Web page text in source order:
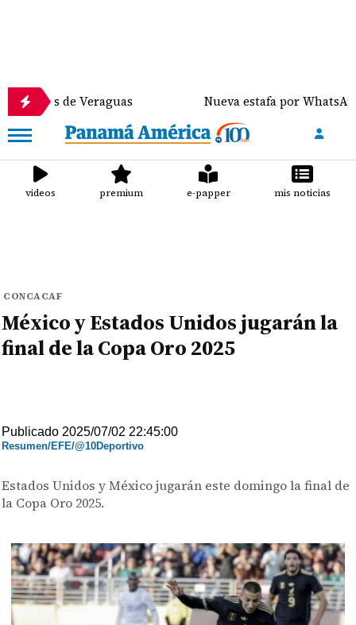
de Veraguas Nueva estafa por WhatsApp
videos premium e-papper mis noticias
CONCACAF
México y Estados Unidos jugarán la
final de la Copa Oro 2025
Publicado 2025/07/02 22:45:00
Resumen/EFE/@10Deportivo
Estados Unidos y México jugarán este domingo la final de
la Copa Oro 2025.